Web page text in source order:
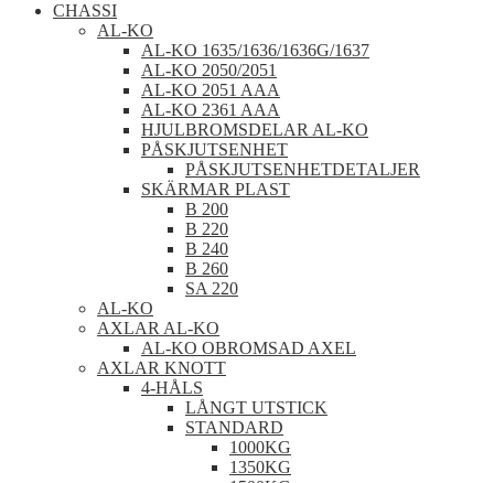
CHASSI
AL-KO
AL-KO 1635/1636/1636G/1637
AL-KO 2050/2051
AL-KO 2051 AAA
AL-KO 2361 AAA
HJULBROMSDELAR AL-KO
PÅSKJUTSENHET
PÅSKJUTSENHETDETALJER
SKÄRMAR PLAST
B 200
B 220
B 240
B 260
SA 220
AL-KO
AXLAR AL-KO
AL-KO OBROMSAD AXEL
AXLAR KNOTT
4-HÅLS
LÅNGT UTSTICK
STANDARD
1000KG
1350KG